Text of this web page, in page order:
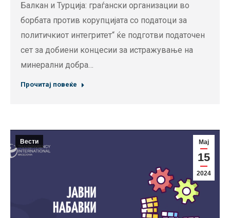
Балкан и Турција: граѓански организации во
борбата против корупцијата со податоци за
политичкиот интегритет“ ќе подготви податочен
сет за добиени концесии за истражување на
минерални добра…
Прочитај повеќе
Мај
15
2024
Вести